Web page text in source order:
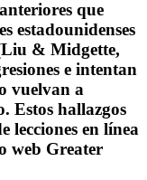
que
estadounidenses
& Midgette,
e intentan
vuelvan a
Estos hallazgos
en línea
web Greater